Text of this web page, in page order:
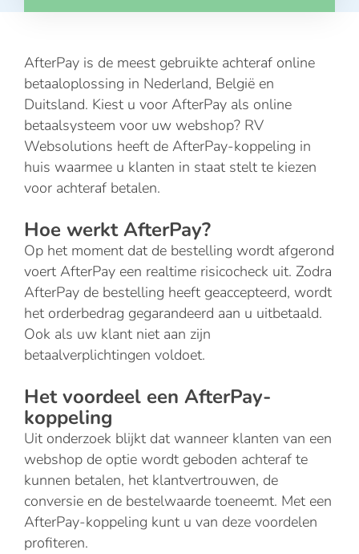
AfterPay is de meest gebruikte achteraf online
betaaloplossing in Nederland, België en
Duitsland. Kiest u voor AfterPay als online
betaalsysteem voor uw webshop? RV
Websolutions heeft de AfterPay-koppeling in
huis waarmee u klanten in staat stelt te kiezen
voor achteraf betalen.
Hoe werkt AfterPay?
Op het moment dat de bestelling wordt afgerond
voert AfterPay een realtime risicocheck uit. Zodra
AfterPay de bestelling heeft geaccepteerd, wordt
het orderbedrag gegarandeerd aan u uitbetaald.
Ook als uw klant niet aan zijn
betaalverplichtingen voldoet.
Het voordeel een AfterPay-
koppeling
Uit onderzoek blijkt dat wanneer klanten van een
webshop de optie wordt geboden achteraf te
kunnen betalen, het klantvertrouwen, de
conversie en de bestelwaarde toeneemt. Met een
AfterPay-koppeling kunt u van deze voordelen
profiteren.